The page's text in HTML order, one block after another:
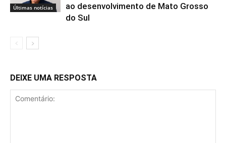
Últimas notícias
ao desenvolvimento de Mato Grosso
do Sul
DEIXE UMA RESPOSTA